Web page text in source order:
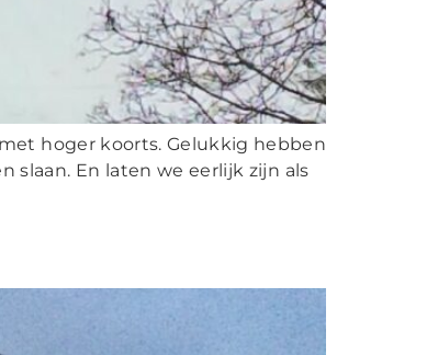
hoger koorts. Gelukkig hebben
slaan. En laten we eerlijk zijn als